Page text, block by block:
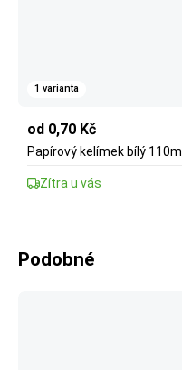
1 varianta
od 0,70 Kč
Papírový kelímek bílý
Zítra u vás
Podobné